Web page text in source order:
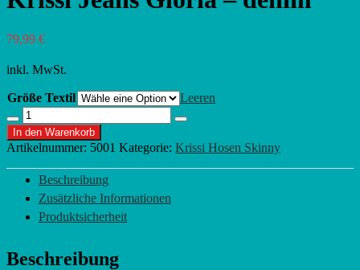
79,99 €
inkl. MwSt.
Größe Textil Leeren
Menge
verringern
Krissi
Jeans
Gloria
-
denim
Menge
Menge
In den Warenkorb
Artikelnummer: 5001 Kategorie: Krissi Hosen Skinny
Beschreibung
Zusätzliche Informationen
Produktsicherheit
Beschreibung